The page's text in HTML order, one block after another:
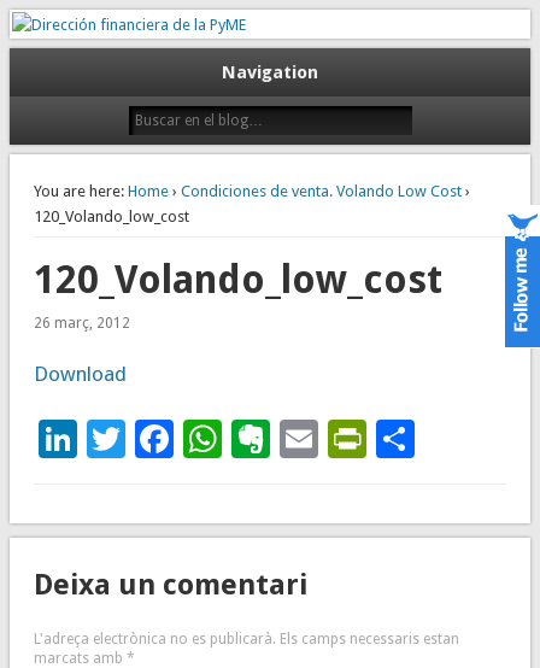
Dirección financiera de la PyME
Gestión empresarial eficiente. Dirección financiera externalizada.
Navigation
You are here: Home› Condiciones de venta. Volando Low Cost›
120_Volando_low_cost
120_Volando_low_cost
26 març, 2012
Download
LinkedIn
Twitter
Facebook
WhatsApp
Evernote
Email
Deixa un comentari
L'adreça electrònica no es publicarà. Els camps necessaris estan
marcats amb *